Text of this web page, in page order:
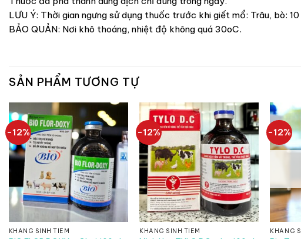
LƯU Ý: Thời gian ngưng sử dụng thuốc trước khi giết mổ: Trâu, bò:
BẢO QUẢN: Nơi khô thoáng, nhiệt độ không quá 30oC.
SẢN PHẨM TƯƠNG TỰ
-12%
KHÁNG SINH TIÊM
-12%
KHÁNG SINH TIÊM
-12%
KHÁNG